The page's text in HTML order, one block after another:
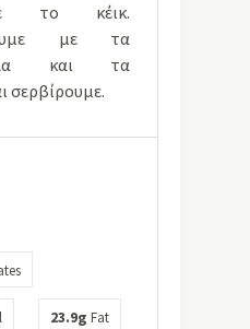
το κέικ.
με τα
και τα
σερβίρουμε.
23.9g Fat